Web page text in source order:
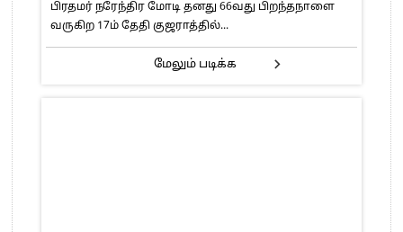
பிரதமர் நரேந்திர மோடி தனது 66வது பிறந்தநாளை
வருகிற 17ம் தேதி குஜராத்தில்...
மேலும் படிக்க